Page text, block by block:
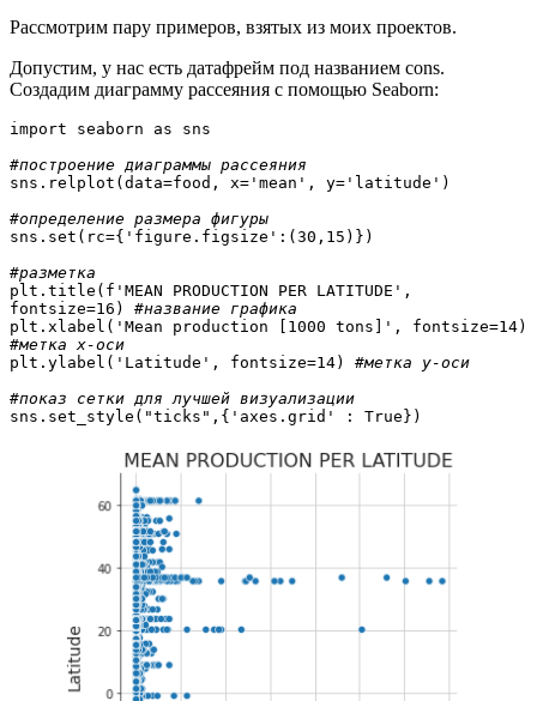
Рассмотрим пару примеров, взятых из моих проектов.
Допустим, у нас есть датафрейм под названием cons.
Создадим диаграмму рассеяния с помощью Seaborn:
import seaborn as sns
#построение диаграммы рассеяния
sns.relplot(data=food, x='mean', y='latitude')
#определение размера фигуры
sns.set(rc={'figure.figsize':(30,15)})
#разметка
plt.title(f'MEAN PRODUCTION PER LATITUDE',
fontsize=16) #название графика
#метка x-оси
plt.ylabel('Latitude', fontsize=14) #метка y-оси
#показ сетки для лучшей визуализации
sns.set_style("ticks",{'axes.grid' : True})